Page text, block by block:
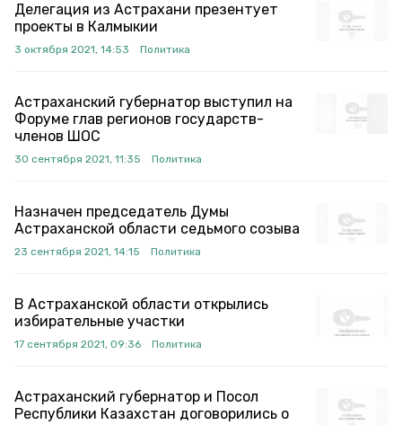
Делегация из Астрахани презентует
проекты в Калмыкии
3 октября 2021, 14:53 Политика
Астраханский губернатор выступил на
Форуме глав регионов государств-
членов ШОС
30 сентября 2021, 11:35 Политика
Назначен председатель Думы
Астраханской области седьмого созыва
23 сентября 2021, 14:15 Политика
В Астраханской области открылись
избирательные участки
17 сентября 2021, 09:36 Политика
Астраханский губернатор и Посол
Республики Казахстан договорились о